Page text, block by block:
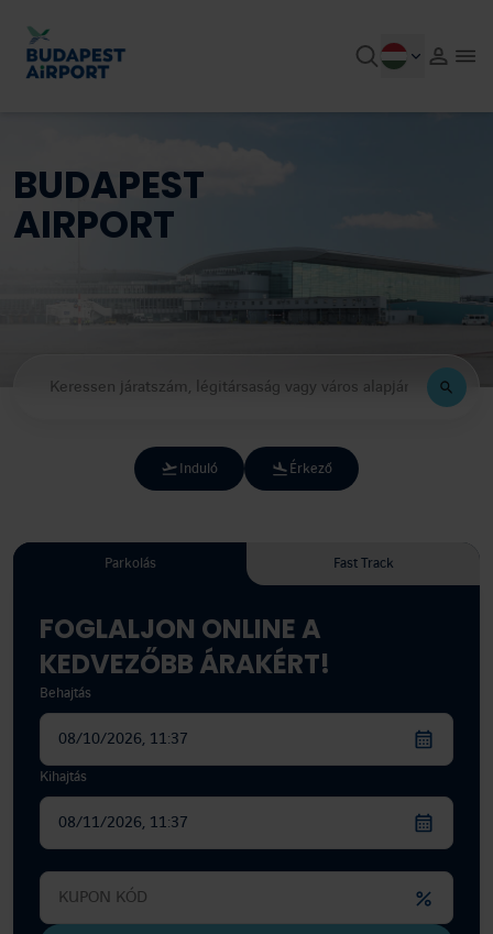
BUDAPEST
AIRPORT
Induló Érkező
Parkolás Fast Track
FOGLALJON ONLINE A
KEDVEZŐBB ÁRAKÉRT!
Behajtás
Kihajtás